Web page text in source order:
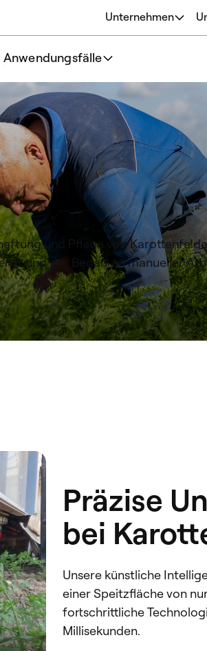
Anwendungsfälle
Unternehmen
Unsere Philosophie
Team
und Pflege von
und der Bedarf an manueller
Präzise
bei
Unsere künstliche
einer Speitzfläche von
fortschrittliche
Millisekunden.